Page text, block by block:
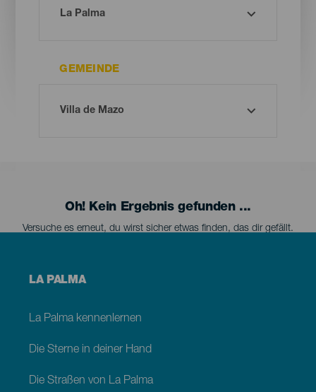
GEMEINDE
Oh! Kein Ergebnis gefunden ...
Versuche es erneut, du wirst sicher etwas finden, das dir gefällt.
Menú
Palma
LA PALMA
La Palma kennenlernen
Die Sterne in deiner Hand
Die Straßen von La Palma